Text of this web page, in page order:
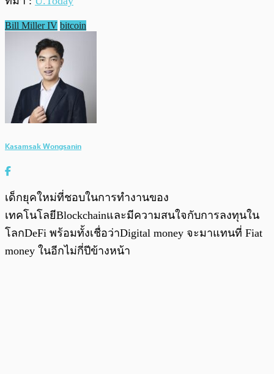
Bill Miller IV bitcoin
Kasamsak Wongsanin
เด็กยุคใหม่ที่ชอบในการทำงานของ
เทคโนโลยีBlockchainและมีความสนใจกับการลงทุนใน
โลกDeFi พร้อมทั้งเชื่อว่าDigital money จะมาแทนที่ Fiat
money ในอีกไม่กี่ปีข้างหน้า